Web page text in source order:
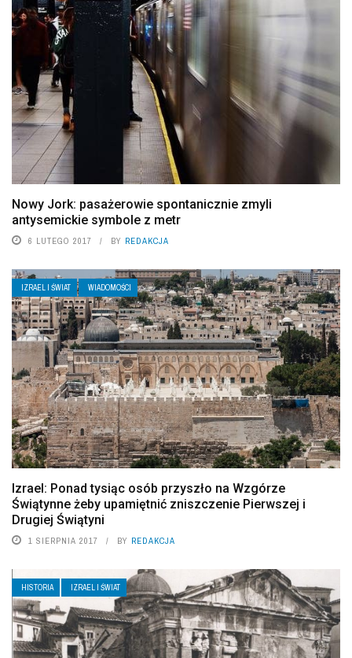
Nowy Jork: pasażerowie spontanicznie zmyli
antysemickie symbole z metr
6 LUTEGO 2017 BY REDAKCJA
IZRAEL I ŚWIAT WIADOMOŚCI
Izrael: Ponad tysiąc osób przyszło na Wzgórze
Świątynne żeby upamiętnić zniszczenie Pierwszej i
Drugiej Świątyni
1 SIERPNIA 2017 BY REDAKCJA
HISTORIA IZRAEL I ŚWIAT